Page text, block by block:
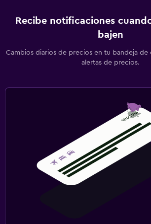
Fax/fotocopiadora
Recibe notificaciones
bajen
Cambios diarios de precios en tu bandeja de
alertas de precios.